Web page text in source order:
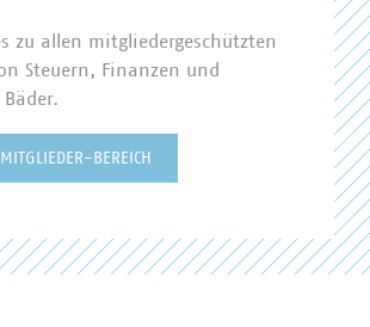
von der Strom- und
Ein nur kleiner Ausschnitt an
mit denen sich kommunale
beschäftigen müssen. Die
wissen um die hohe
steuerrechtlicher Vorgaben und
verantwortungsvoll auch danach
zu allen mitgliedergeschützten
Steuern, Finanzen und
BEREICH